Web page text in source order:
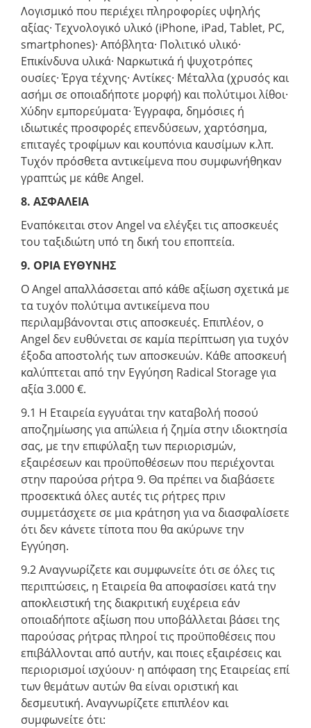
Λογισμικό που περιέχει πληροφορίες υψηλής
αξίας· Τεχνολογικό υλικό (iPhone, iPad, Tablet, PC,
smartphones)· Απόβλητα· Πολιτικό υλικό·
Επικίνδυνα υλικά· Ναρκωτικά ή ψυχοτρόπες
ουσίες· Έργα τέχνης· Αντίκες· Μέταλλα (χρυσός και
ασήμι σε οποιαδήποτε μορφή) και πολύτιμοι λίθοι·
Χύδην εμπορεύματα· Έγγραφα, δημόσιες ή
ιδιωτικές προσφορές επενδύσεων, χαρτόσημα,
επιταγές τροφίμων και κουπόνια καυσίμων κ.λπ.
Τυχόν πρόσθετα αντικείμενα που συμφωνήθηκαν
γραπτώς με κάθε Angel.
8. ΑΣΦΑΛΕΙΑ
Εναπόκειται στον Angel να ελέγξει τις αποσκευές
του ταξιδιώτη υπό τη δική του εποπτεία.
9. ΟΡΙΑ ΕΥΘΥΝΗΣ
Ο Angel απαλλάσσεται από κάθε αξίωση σχετικά με
τα τυχόν πολύτιμα αντικείμενα που
περιλαμβάνονται στις αποσκευές. Επιπλέον, ο
Angel δεν ευθύνεται σε καμία περίπτωση για τυχόν
έξοδα αποστολής των αποσκευών. Κάθε αποσκευή
καλύπτεται από την Εγγύηση Radical Storage για
αξία 3.000 €.
9.1 Η Εταιρεία εγγυάται την καταβολή ποσού
αποζημίωσης για απώλεια ή ζημία στην ιδιοκτησία
σας, με την επιφύλαξη των περιορισμών,
εξαιρέσεων και προϋποθέσεων που περιέχονται
στην παρούσα ρήτρα 9. Θα πρέπει να διαβάσετε
προσεκτικά όλες αυτές τις ρήτρες πριν
συμμετάσχετε σε μια κράτηση για να διασφαλίσετε
ότι δεν κάνετε τίποτα που θα ακύρωνε την
Εγγύηση.
9.2 Αναγνωρίζετε και συμφωνείτε ότι σε όλες τις
περιπτώσεις, η Εταιρεία θα αποφασίσει κατά την
αποκλειστική της διακριτική ευχέρεια εάν
οποιαδήποτε αξίωση που υποβάλλεται βάσει της
παρούσας ρήτρας πληροί τις προϋποθέσεις που
επιβάλλονται από αυτήν, και ποιες εξαιρέσεις και
περιορισμοί ισχύουν· η απόφαση της Εταιρείας επί
των θεμάτων αυτών θα είναι οριστική και
δεσμευτική. Αναγνωρίζετε επιπλέον και
συμφωνείτε ότι: